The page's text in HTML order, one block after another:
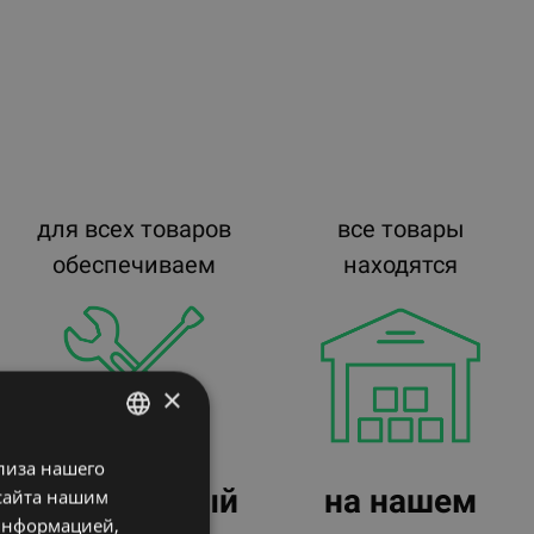
для всех товаров
обеспечиваем
гарантийный
все товары
находятся
на нашем
×
нашего
нашим